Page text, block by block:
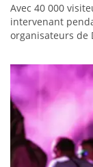
Avec 40 000
intervenant
organisateurs de